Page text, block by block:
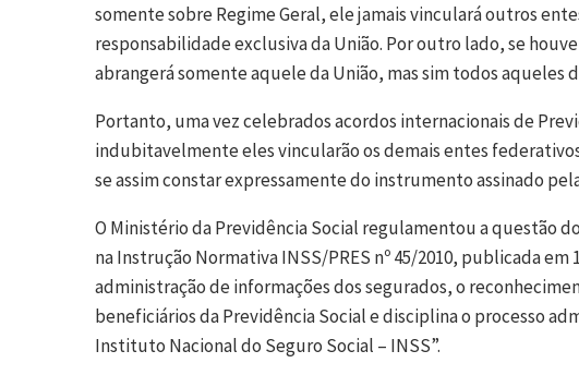
somente sobre Regime Geral, ele jamais vinculará outros
responsabilidade exclusiva da União. Por outro lado, se
abrangerá somente aquele da União, mas sim todos aqueles
Portanto, uma vez celebrados acordos internacionais de
indubitavelmente eles vincularão os demais entes
se assim constar expressamente do instrumento assinado
O Ministério da Previdência Social regulamentou a questão
na Instrução Normativa INSS/PRES nº 45/2010, publicada
administração de informações dos segurados, o
beneficiários da Previdência Social e disciplina o processo
Instituto Nacional do Seguro Social – INSS”.